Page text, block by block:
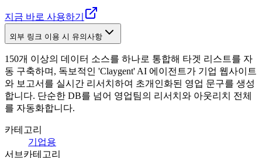
지금 바로 사용하기
외부 링크 이용 시 유의사항
150개 이상의 데이터 소스를 하나로 통합해 타겟 리스트를 자
동 구축하며, 독보적인 'Claygent' AI 에이전트가 기업 웹사이트
와 보고서를 실시간 리서치하여 초개인화된 영업 문구를 생성
합니다. 단순한 DB를 넘어 영업팀의 리서치와 아웃리치 전체
를 자동화합니다.
카테고리
기업용
서브카테고리